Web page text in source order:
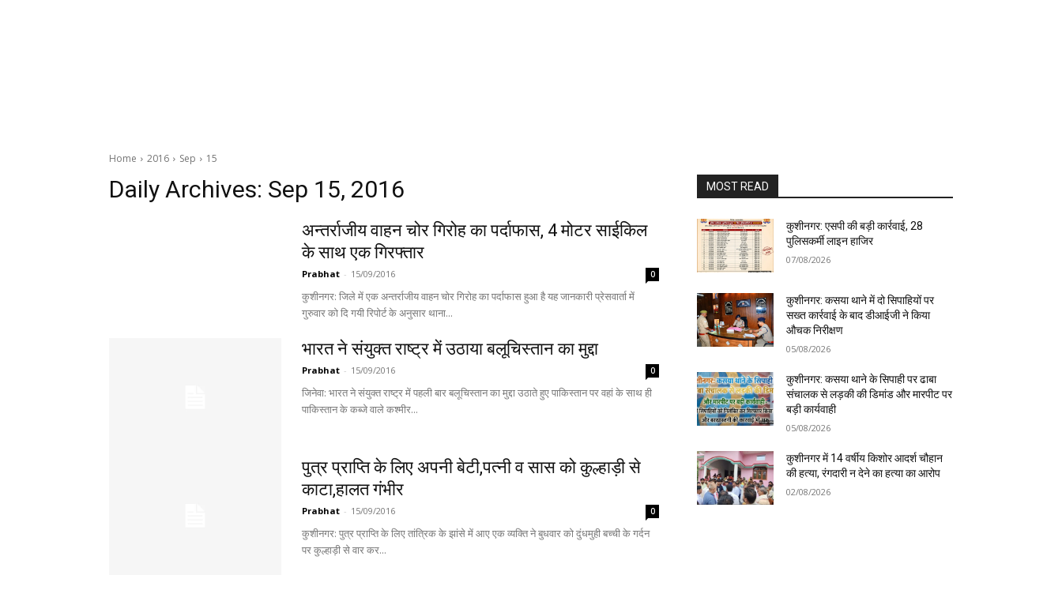
Home 2016 Sep 15
Daily Archives: Sep 15, 2016
अन्तर्राजीय वाहन चोर गिरोह का पर्दाफास, 4 मोटर साईकिल
के साथ एक गिरफ्तार
Prabhat - 15/09/2016 0
कुशीनगर: जिले में एक अन्तर्राजीय वाहन चोर गिरोह का पर्दाफास हुआ है यह जानकारी प्रेसवार्ता में
गुरुवार को दि गयी रिपोर्ट के अनुसार थाना...
भारत ने संयुक्त राष्ट्र में उठाया बलूचिस्तान का मुद्दा
Prabhat - 15/09/2016 0
जिनेवा: भारत ने संयुक्त राष्ट्र में पहली बार बलूचिस्तान का मुद्दा उठाते हुए पाकिस्तान पर वहां के साथ ही
पाकिस्तान के कब्जे वाले कश्मीर...
पुत्र प्राप्ति के लिए अपनी बेटी,पत्नी व सास को कुल्हाड़ी से
काटा,हालत गंभीर
Prabhat - 15/09/2016 0
कुशीनगर: पुत्र प्राप्ति के लिए तांत्रिक के झांसे में आए एक व्यक्ति ने बुधवार को दुंधमुही बच्ची के गर्दन
पर कुल्हाड़ी से वार कर...
MOST READ
कुशीनगर: एसपी की बड़ी कार्रवाई, 28
पुलिसकर्मी लाइन हाजिर
07/08/2026
कुशीनगर: कसया थाने में दो सिपाहियों पर
सख्त कार्रवाई के बाद डीआईजी ने किया
औचक निरीक्षण
05/08/2026
कुशीनगर: कसया थाने के सिपाही पर ढाबा
संचालक से लड़की की डिमांड और मारपीट पर
बड़ी कार्यवाही
05/08/2026
कुशीनगर में 14 वर्षीय किशोर आदर्श चौहान
की हत्या, रंगदारी न देने का हत्या का आरोप
02/08/2026